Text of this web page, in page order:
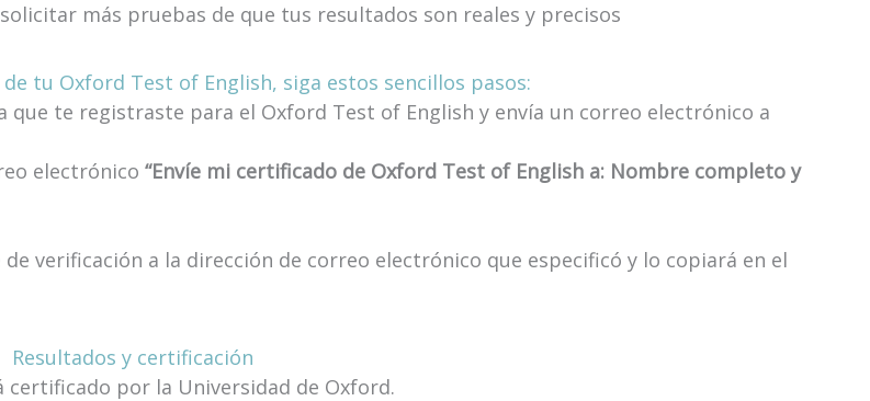
más pruebas de que tus resultados son reales y precisos
tu Oxford Test of English, siga estos sencillos pasos:
te registraste para el Oxford Test of English y envía un correo electrónico a
electrónico “Envíe mi certificado de Oxford Test of English a: Nombre completo y
verificación a la dirección de correo electrónico que especificó y lo copiará en el
Resultados y certificación
por la Universidad de Oxford.